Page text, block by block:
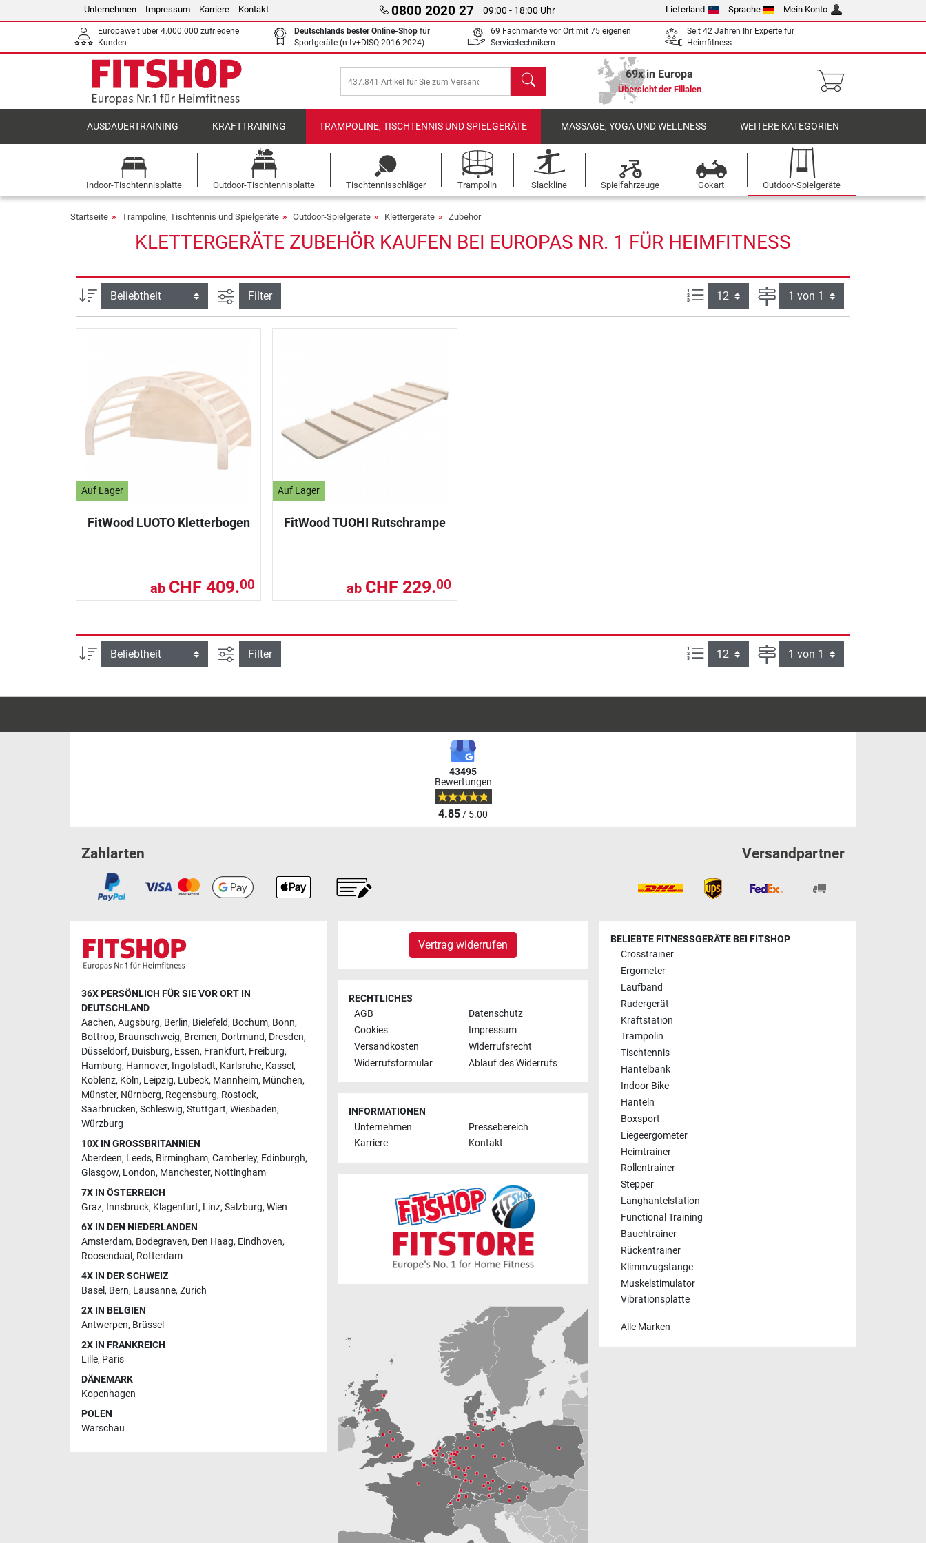
Unternehmen Impressum Karriere Kontakt 0800 2020 27 09:00 - 18:00 Uhr Lieferland Sprache Mein Konto
Europaweit über 4.000.000 zufriedene
Kunden
Deutschlands bester Online-Shop für
Sportgeräte (n-tv+DISQ 2016-2024)
69 Fachmärkte vor Ort mit 75 eigenen
Servicetechnikern
Seit 42 Jahren Ihr Experte für
Heimfitness
Suchen 69x in Europa
Übersicht der Filialen
AUSDAUERTRAINING KRAFTTRAINING TRAMPOLINE, TISCHTENNIS UND SPIELGERÄTE MASSAGE, YOGA UND WELLNESS WEITERE KATEGORIEN
Indoor-Tischtennisplatte Outdoor-Tischtennisplatte Tischtennisschläger Trampolin Slackline Spielfahrzeuge Gokart Outdoor-Spielgeräte
Startseite Trampoline, Tischtennis und Spielgeräte Outdoor-Spielgeräte Klettergeräte Zubehör
KLETTERGERÄTE ZUBEHÖR KAUFEN BEI EUROPAS NR. 1 FÜR HEIMFITNESS
Sortierung Ansicht filtern
Filter Artikel pro Seite: Seite
Auf Lager
FitWood LUOTO Kletterbogen
ab CHF 409.00
Auf Lager
FitWood TUOHI Rutschrampe
ab CHF 229.00
Sortierung Ansicht filtern
Filter Artikel pro Seite: Seite
43495
Bewertungen
4.85/ 5.00
Zahlarten Versandpartner
36X PERSÖNLICH FÜR SIE VOR ORT IN
DEUTSCHLAND
Aachen, Augsburg, Berlin, Bielefeld, Bochum, Bonn,
Bottrop, Braunschweig, Bremen, Dortmund, Dresden,
Düsseldorf, Duisburg, Essen, Frankfurt, Freiburg,
Hamburg, Hannover, Ingolstadt, Karlsruhe, Kassel,
Koblenz, Köln, Leipzig, Lübeck, Mannheim, München,
Münster, Nürnberg, Regensburg, Rostock,
Saarbrücken, Schleswig, Stuttgart, Wiesbaden,
Würzburg
10X IN GROSSBRITANNIEN
Aberdeen, Leeds, Birmingham, Camberley, Edinburgh,
Glasgow, London, Manchester, Nottingham
7X IN ÖSTERREICH
Graz, Innsbruck, Klagenfurt, Linz, Salzburg, Wien
6X IN DEN NIEDERLANDEN
Amsterdam, Bodegraven, Den Haag, Eindhoven,
Roosendaal , Rotterdam
4X IN DER SCHWEIZ
Basel, Bern, Lausanne, Zürich
2X IN BELGIEN
Antwerpen, Brüssel
2X IN FRANKREICH
Lille, Paris
DÄNEMARK
Kopenhagen
POLEN
Warschau
Vertrag widerrufen
RECHTLICHES
AGB
Datenschutz
Cookies
Impressum
Versandkosten
Widerrufsrecht
Widerrufsformular
Ablauf des Widerrufs
INFORMATIONEN
Unternehmen
Pressebereich
Karriere
Kontakt
BELIEBTE FITNESSGERÄTE BEI FITSHOP
Crosstrainer
Ergometer
Laufband
Rudergerät
Kraftstation
Trampolin
Tischtennis
Hantelbank
Indoor Bike
Hanteln
Boxsport
Liegeergometer
Heimtrainer
Rollentrainer
Stepper
Langhantelstation
Functional Training
Bauchtrainer
Rückentrainer
Klimmzugstange
Muskelstimulator
Vibrationsplatte
Alle Marken